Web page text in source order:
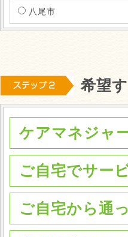
八尾市
希望
ケアマネジャ
ご自宅でサー
ご自宅から通